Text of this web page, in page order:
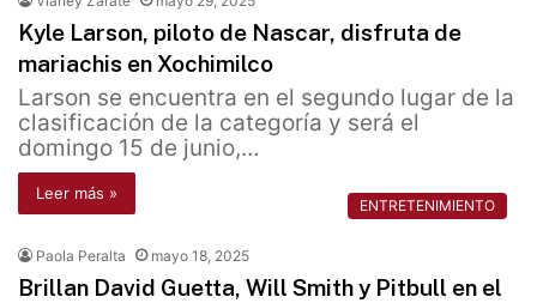
Kyle Larson, piloto de Nascar, disfruta de
mariachis en Xochimilco
Larson se encuentra en el segundo lugar de la
clasificación de la categoría y será el
domingo 15 de junio,…
Leer más »
ENTRETENIMIENTO
Paola Peralta mayo 18, 2025
Brillan David Guetta, Will Smith y Pitbull en el